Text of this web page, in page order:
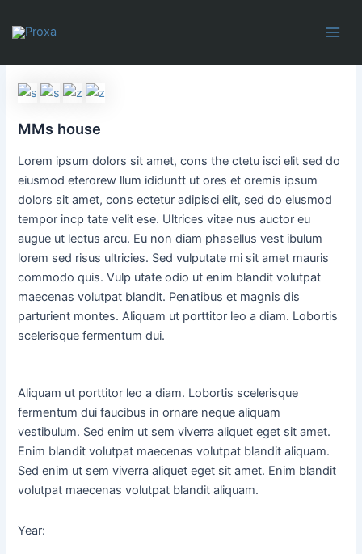
MMs house
Lorem ipsum dolors sit amet, cons the ctetu isci elit sed do
eiusmod eterorew llum ididuntt ut ores et oremis ipsum
dolors sit amet, cons ectetur adipisci elit, sed do eiusmod
tempor incp tate velit ese. Ultrices vitae nus auctor eu
augue ut lectus arcu. Eu non diam phasellus vest ibulum
lorem sed risus ultricies. Sed vulputate mi sit amet mauris
commodo quis. Vulp utate odio ut enim blandit volutpat
maecenas volutpat blandit. Penatibus et magnis dis
parturient montes. Aliquam ut porttitor leo a diam. Lobortis
scelerisque fermentum dui.
Aliquam ut porttitor leo a diam. Lobortis scelerisque
fermentum dui faucibus in ornare neque aliquam
vestibulum. Sed enim ut sem viverra aliquet eget sit amet.
Enim blandit volutpat maecenas volutpat blandit aliquam.
Sed enim ut sem viverra aliquet eget sit amet. Enim blandit
volutpat maecenas volutpat blandit aliquam.
Year: